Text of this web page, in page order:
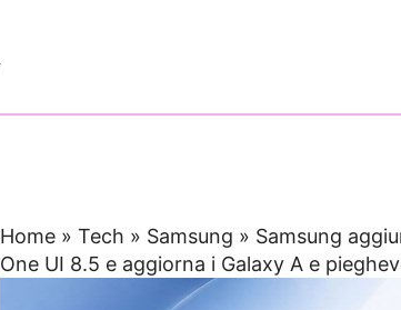
Home »Tech » Samsung » Samsung
One UI 8.5 e aggiorna i Galaxy A e